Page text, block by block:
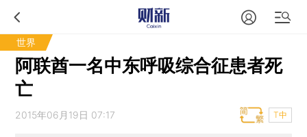
世界
阿联酋一名中东呼吸综合征患者死
亡
2015年06月19日 07:17 T中